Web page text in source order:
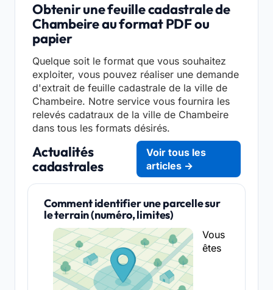
Obtenir une feuille cadastrale de
Chambeire au format PDF ou
papier
Quelque soit le format que vous souhaitez
exploiter, vous pouvez réaliser une demande
d'extrait de feuille cadastrale de la ville de
Chambeire. Notre service vous fournira les
relevés cadatraux de la ville de Chambeire
dans tous les formats désirés.
Actualités
cadastrales
Voir tous les
articles →
Comment identifier une parcelle sur
le terrain (numéro, limites)
Vous
êtes